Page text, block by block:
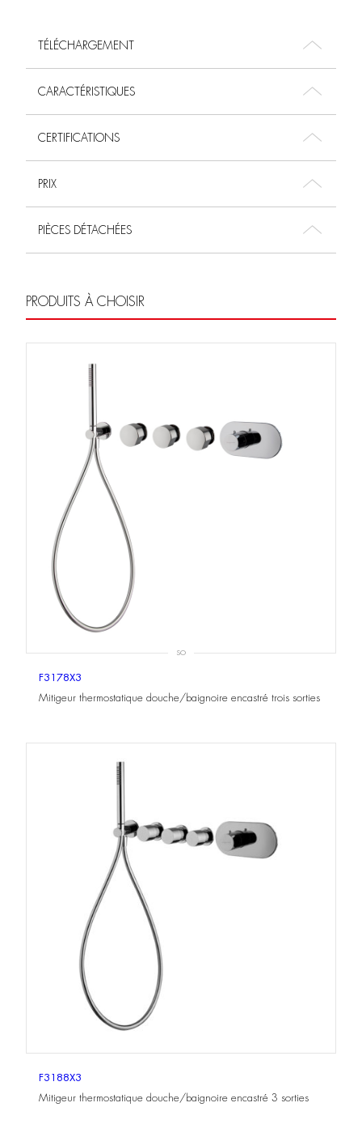
TÉLÉCHARGEMENT
CARACTÉRISTIQUES
CERTIFICATIONS
PRIX
PIÈCES DÉTACHÉES
PRODUITS À CHOISIR
SO
F3178X3
Mitigeur thermostatique douche/baignoire encastré trois sorties
F3188X3
Mitigeur thermostatique douche/baignoire encastré 3 sorties